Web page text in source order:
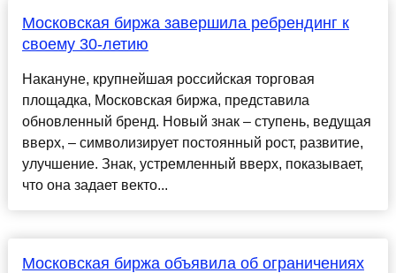
Московская биржа завершила ребрендинг к
своему 30-летию
Накануне, крупнейшая российская торговая
площадка, Московская биржа, представила
обновленный бренд. Новый знак – ступень, ведущая
вверх, – символизирует постоянный рост, развитие,
улучшение. Знак, устремленный вверх, показывает,
что она задает векто...
Московская биржа объявила об ограничениях